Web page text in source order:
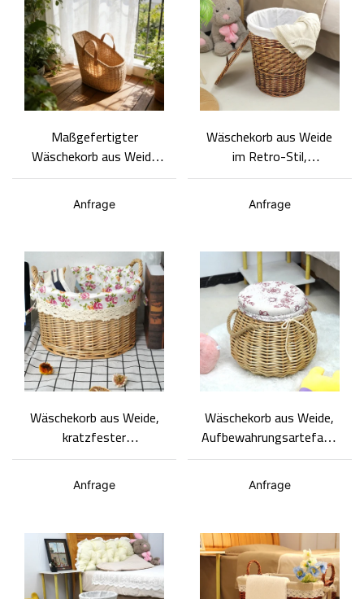
Maßgefertigter
Wäschekorb aus Weide
mit Ledergriffen |
OEM/ODM-Hersteller
Anfrage
Wäschekorb aus Weide
im Retro-Stil,
umweltfreundliches
Material,
handgeflochten,
Anfrage
Wäschekorb aus Weide,
kratzfester
Aufbewahrungskorb mit
Futter,
umweltfreundliches
Gestaltungsmöglichkeite
n für Unternehmen
Anfrage
Wäschekorb aus Weide,
Aufbewahrungsartefakt,
multifunktionaler
Aufbewahrungshocker,
leicht zu tragen
Anfrage